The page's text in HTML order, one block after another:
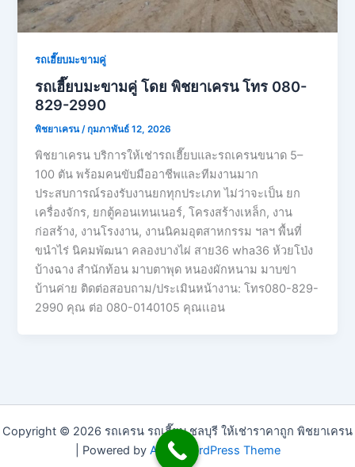
รถเฮี๊ยบมะขามคู่
รถเฮี๊ยบมะขามคู่ โดย พิชยาเครน โทร 080-
829-2990
พิชยาเครน/กุมภาพันธ์ 12, 2026
พิชยาเครน บริการให้เช่ารถเฮี๊ยบและรถเครนขนาด 5–
100 ตัน พร้อมคนขับมืออาชีพและทีมงานมาก
ประสบการณ์รองรับงานยกทุกประเภท ไม่ว่าจะเป็น ยก
เครื่องจักร, ยกตู้คอนเทนเนอร์, โครงสร้างเหล็ก, งาน
ก่อสร้าง, งานโรงงาน, งานนิคมอุตสาหกรรม ฯลฯ พื้นที่
ขนำไร่ นิคมพัฒนา คลองบางไผ่ สาย36 wha36 ห้วยโป่ง
บ้างฉาง สำนักท้อน มาบตาพุด หนองผักหนาม มาบข่า
บ้านค่าย ติดต่อสอบถาม/ประเมินหน้างาน: โทร080-829-
2990 คุณ ต่อ 080-0140105 คุณเเอน
Copyright © 2026 รถเครน รถเฮี๊ยบ ชลบุรี ให้เช่าราคาถูก พิชยาเครน
| Powered by Astra WordPress Theme